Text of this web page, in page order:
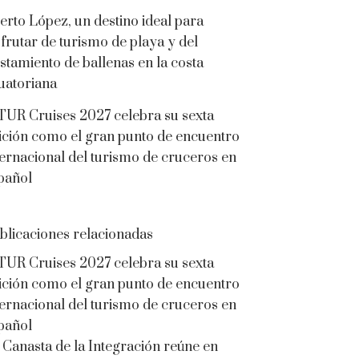
López, un destino ideal para
de turismo de playa y del
de ballenas en la costa
Cruises 2027 celebra su sexta
como el gran punto de encuentro
del turismo de cruceros en
relacionadas
Cruises 2027 celebra su sexta
como el gran punto de encuentro
del turismo de cruceros en
de la Integración reúne en